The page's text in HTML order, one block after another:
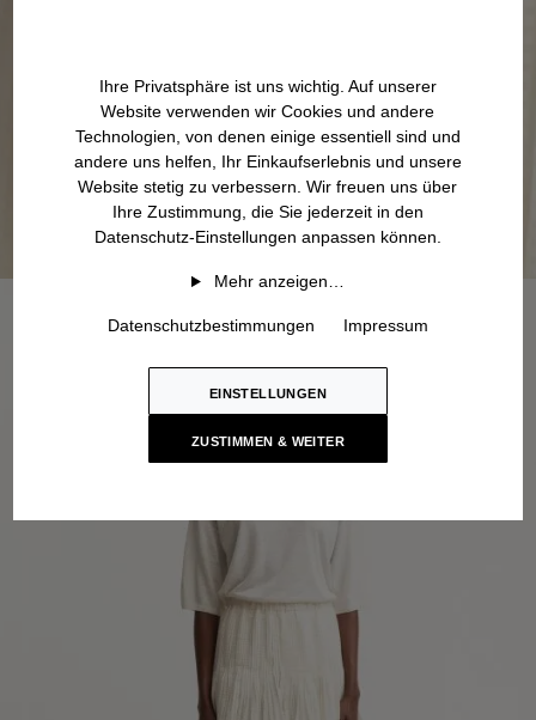
Ihre Privatsphäre ist uns wichtig. Auf unserer
Website verwenden wir Cookies und andere
Technologien, von denen einige essentiell sind und
andere uns helfen, Ihr Einkaufserlebnis und unsere
Website stetig zu verbessern. Wir freuen uns über
Ihre Zustimmung, die Sie jederzeit in den
Datenschutz-Einstellungen anpassen können.
Mehr anzeigen…
Datenschutzbestimmungen Impressum
EINSTELLUNGEN
ZUSTIMMEN & WEITER